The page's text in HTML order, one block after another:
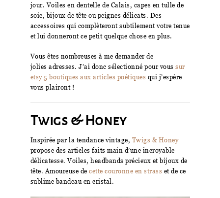
jour. Voiles en dentelle de Calais, capes en tulle de
soie, bijoux de tête ou peignes délicats. Des
accessoires qui complèteront subtilement votre tenue
et lui donneront ce petit quelque chose en plus.
Vous êtes nombreuses à me demander de
jolies adresses. J’ai donc sélectionné pour vous sur
etsy 5 boutiques aux articles poétiques qui j’espère
vous plairont !
Twigs & Honey
Inspirée par la tendance vintage, Twigs & Honey
propose des articles faits main d’une incroyable
délicatesse. Voiles, headbands précieux et bijoux de
tête. Amoureuse de cette couronne en strass et de ce
sublime bandeau en cristal.